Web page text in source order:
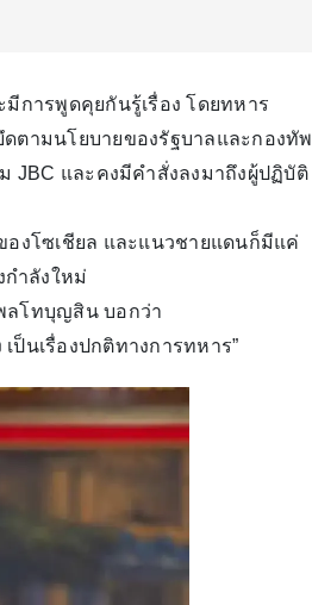
มีการพูดคุยกันรู้เรื่อง โดยทหาร
ตามนโยบายของรัฐบาลและกองทัพ
JBC และคงมีคำสั่งลงมาถึงผู้ปฏิบัติ
งโซเชียล และแนวชายแดนก็มีแค่
กำลังใหม่
ลโทบุญสิน บอกว่า
ป็นเรื่องปกติทางการทหาร”